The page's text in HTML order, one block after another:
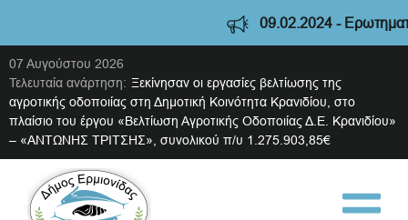
09.02.2024 -
07 Αυγούστου 2026
Τελευταία ανάρτηση: Ξεκίνησαν οι εργασίες βελτίωσης της
αγροτικής οδοποιίας στη Δημοτική Κοινότητα Κρανιδίου, στο
πλαίσιο του έργου «Βελτίωση Αγροτικής Οδοποιίας Δ.Ε. Κρανιδίου»
– «ΑΝΤΩΝΗΣ ΤΡΙΤΣΗΣ», συνολικού π/υ 1.275.903,85€